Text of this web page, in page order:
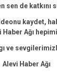
sen de katkını
kaydet,
Haber Ağı
ve
Alevi Haber Ağı